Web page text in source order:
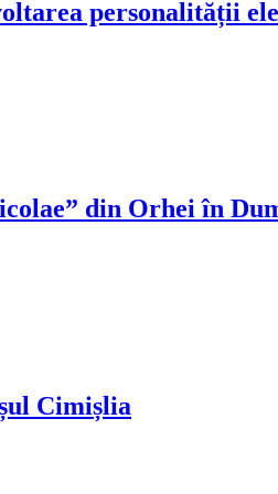
personalității
din Orhei în
Cimișlia